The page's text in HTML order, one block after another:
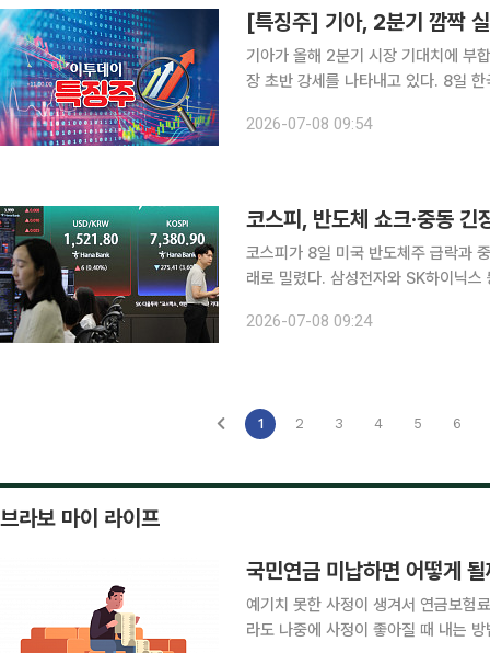
[특징주] 기아, 2분기 깜짝
기아가 올해 2분기 시장 기대치에 부
장 초반 강세를 나타내고 있다. 8일 한국거래소에 따르면 오전 9시50분 기아는 전 거래일 대비
선 효과에 힘입어 컨센서스에 부합할
2026-07-08 09:54
코스피, 반도체 쇼크·중동
코스피가 8일 미국 반도체주 급락과
래로 밀렸다. 삼성전자와 SK하이닉
2026-07-08 09:24
1 2 3 4 5 6
브라보 마이 라이프
국민연금 미납하면 어떻게
예기치 못한 사정이 생겨서 연금보험
라도 나중에 사정이 좋아질 때 내는